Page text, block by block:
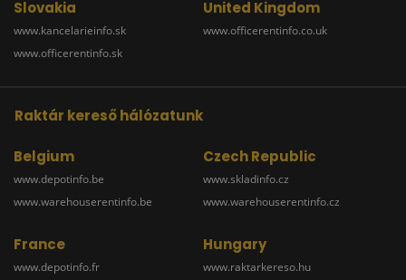
Slovakia
www.kancelarieinfo.sk
www.officerentinfo.sk
United Kingdom
www.officerentinfo.co.uk
Raktár kereső hálózatunk
Belgium
www.depotinfo.be
www.warehouserentinfo.be
Czech Republic
www.skladinfo.cz
www.warehouserentinfo.cz
France
www.depotinfo.fr
Hungary
www.raktarkereso.hu